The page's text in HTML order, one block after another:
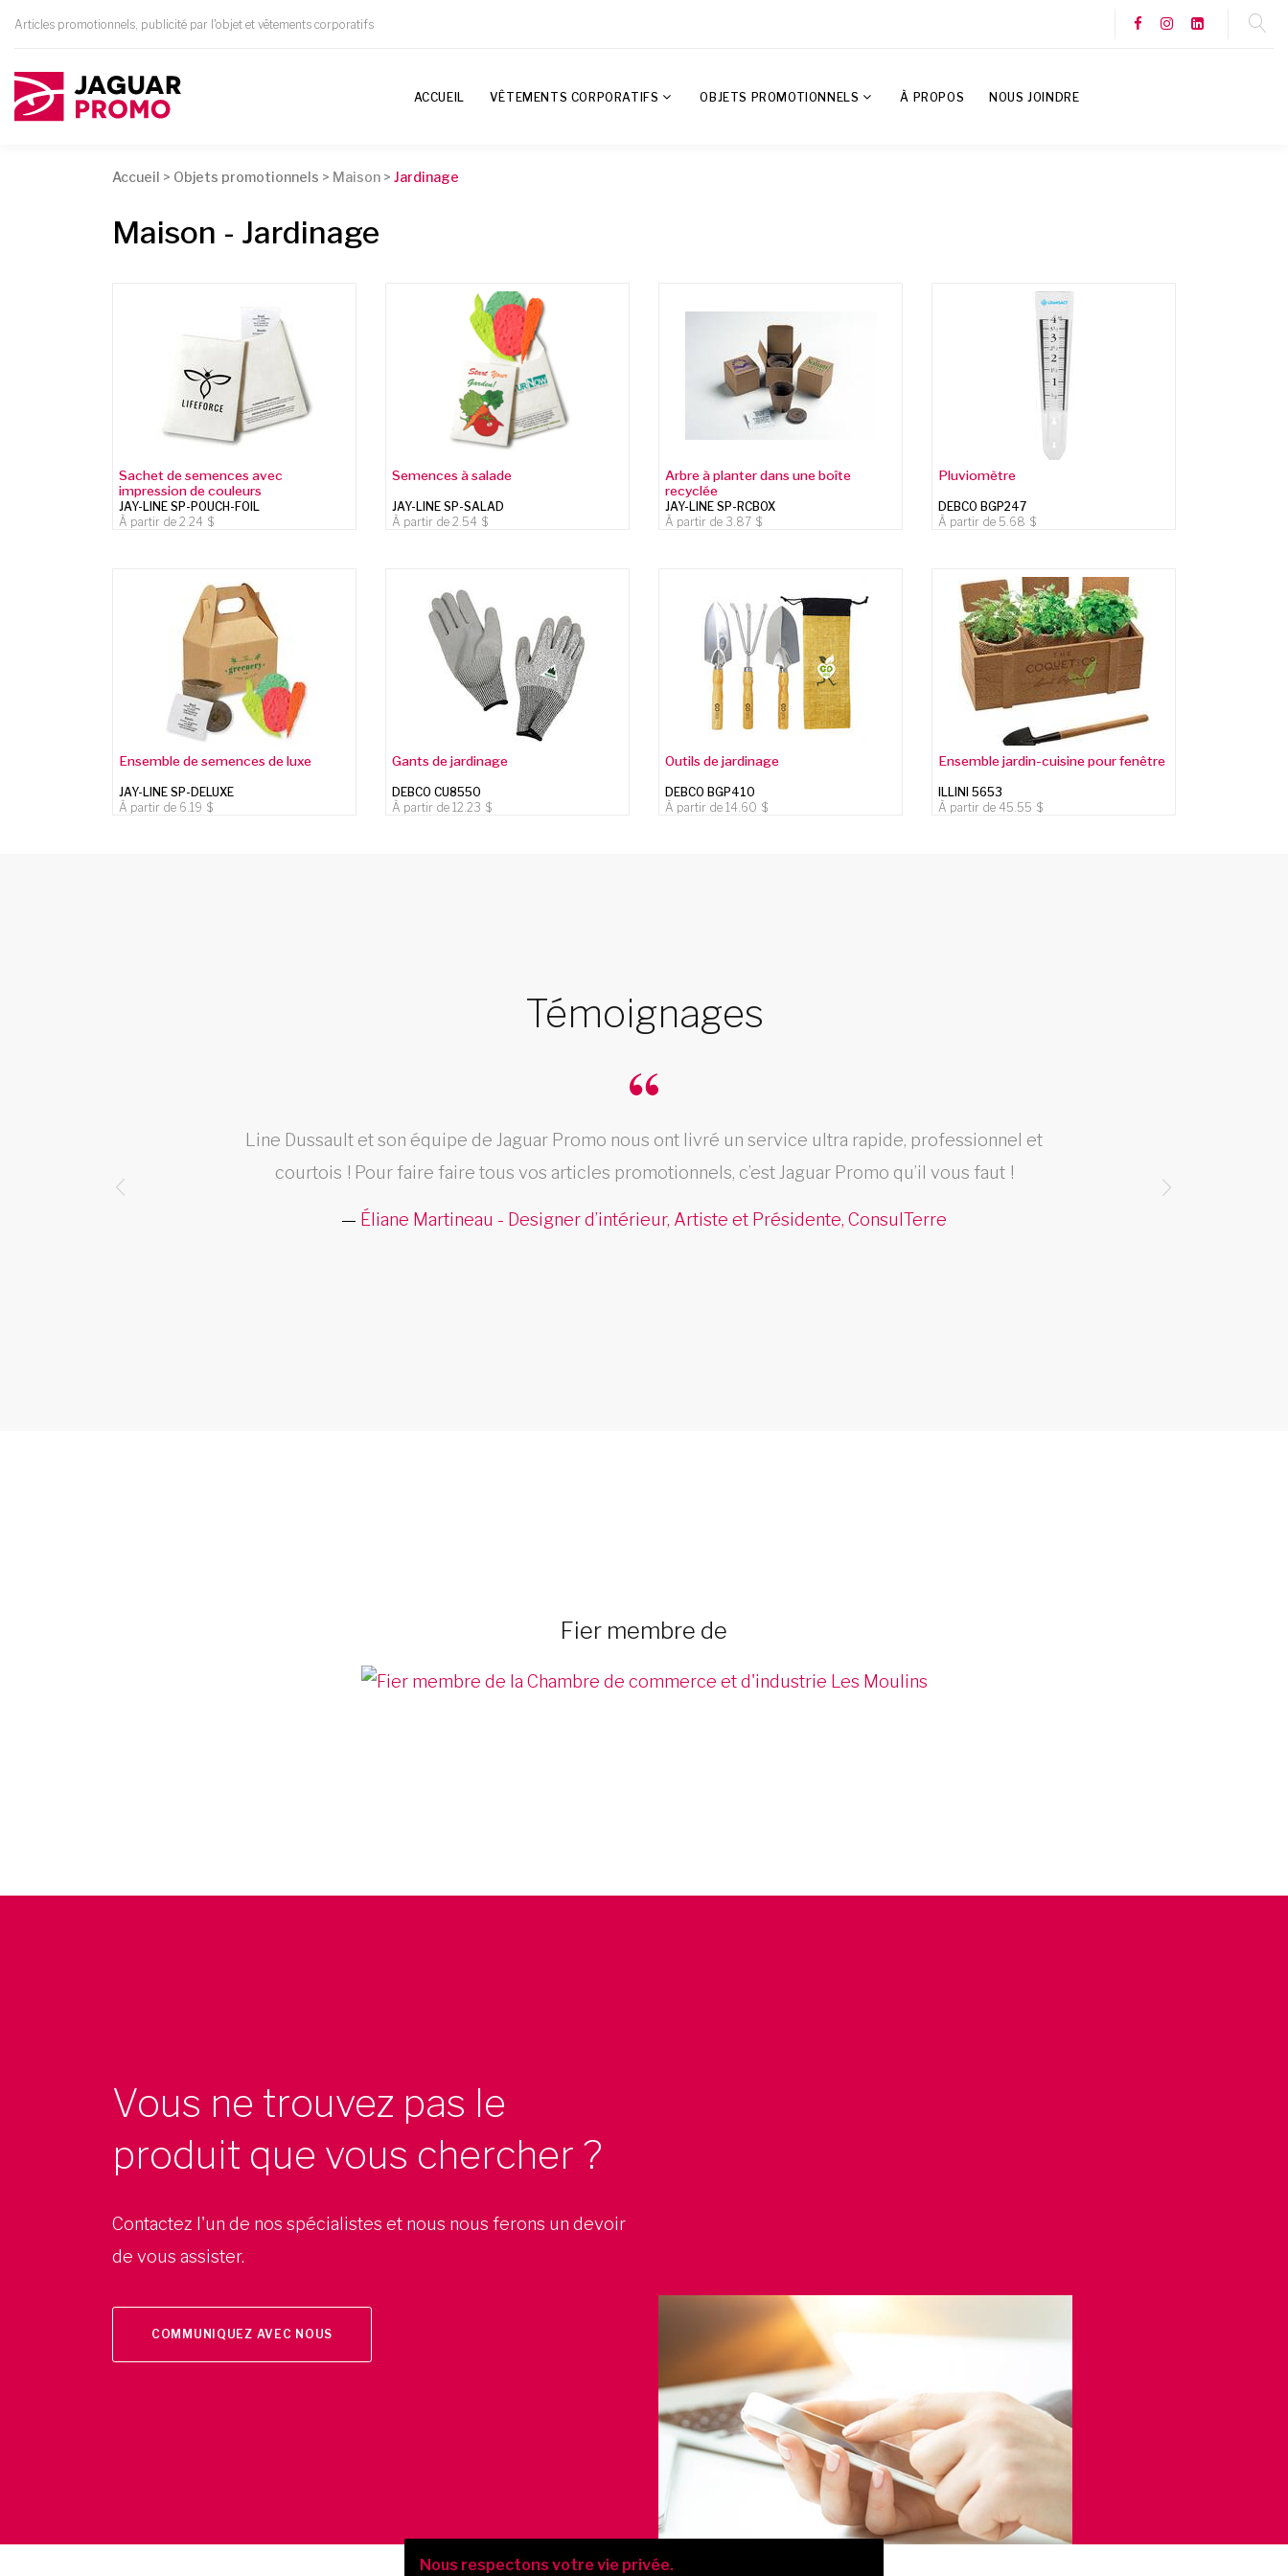
Articles promotionnels, publicité par l'objet et vêtements corporatifs
ACCUEIL VÊTEMENTS CORPORATIFS OBJETS PROMOTIONNELS À PROPOS NOUS JOINDRE
Accueil > Objets promotionnels > Maison > Jardinage
Maison - Jardinage
Sachet de semences avec
impression de couleurs
JAY-LINE SP-POUCH-FOIL
À partir de2.24
Semences à salade
JAY-LINE SP-SALAD
À partir de2.54
Arbre à planter dans une boîte
recyclée
JAY-LINE SP-RCBOX
À partir de 3.87
Pluviomètre
DEBCO BGP247
À partir de5.68
Ensemble de semences de luxe
JAY-LINE SP-DELUXE
À partir de 6.19
Gants de jardinage
DEBCO CU8550
À partir de12.23
Outils de jardinage
DEBCO BGP410
À partir de14.60
Ensemble jardin-cuisine pour fenêtre
ILLINI 5653
À partir de 45.55
Témoignages
Line Dussault et son équipe de Jaguar Promo nous ont livré un service ultra rapide, professionnel et
courtois ! Pour faire faire tous vos articles promotionnels, c’est Jaguar Promo qu’il vous faut !
Éliane Martineau - Designer d’intérieur, Artiste et Présidente, ConsulTerre
Fier membre de
Vous ne trouvez pas le
produit que vous chercher ?
Contactez l'un de nos spécialistes et nous nous ferons un devoir
de vous assister.
COMMUNIQUEZ AVEC NOUS
Nous respectons votre vie privée.